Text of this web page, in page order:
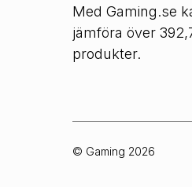
Med Gaming.se
jämföra över
produkter.
© Gaming 2026